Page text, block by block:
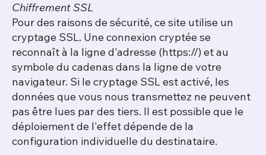
Chiffrement SSL
Pour des raisons de sécurité, ce site utilise un
cryptage SSL. Une connexion cryptée se
reconnaît à la ligne d'adresse (https://) et au
symbole du cadenas dans la ligne de votre
navigateur. Si le cryptage SSL est activé, les
données que vous nous transmettez ne peuvent
pas être lues par des tiers. Il est possible que le
déploiement de l'effet dépende de la
configuration individuelle du destinataire.